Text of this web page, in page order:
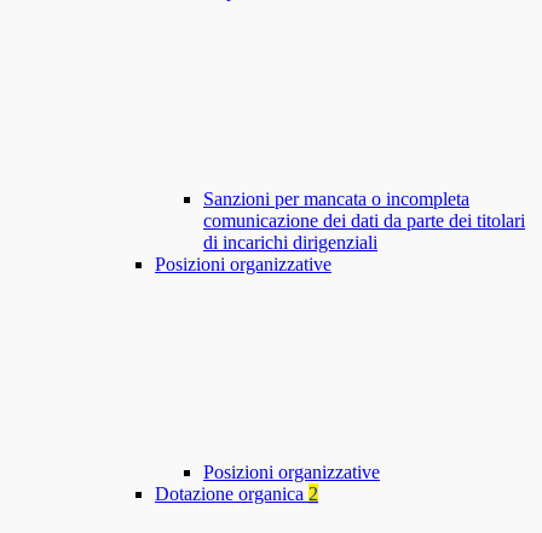
Sanzioni per mancata o incompleta
comunicazione dei dati da parte dei titolari
di incarichi dirigenziali
Posizioni organizzative
Posizioni organizzative
Dotazione organica 2